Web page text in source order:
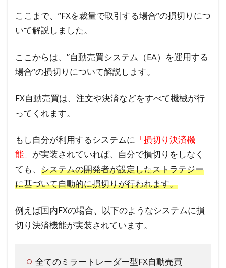
ここまで、”FXを裁量で取引する場合”の損切りにつ
いて解説しました。
ここからは、”自動売買システム（EA）を運用する
場合”の損切りについて解説します。
FX自動売買は、注文や決済などをすべて機械が行
ってくれます。
もし自分が利用するシステムに 「損切り決済機
能」 が実装されていれば、自分で損切りをしなく
ても、 システムの開発者が設定したストラテジー
に基づいて自動的に損切りが行われます。
例えば国内FXの場合、以下のようなシステムに損
切り決済機能が実装されています。
全てのミラートレーダー型FX自動売買